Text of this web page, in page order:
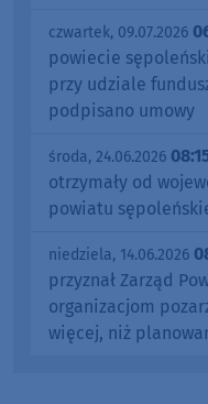
czwartek, 09.07.2026
powiecie
przy udziale
podpisano umowy
środa, 24.06.2026
otrzymały od
powiatu
niedziela, 14.06.2026
przyznał Zarząd
organizacjom
więcej, niż